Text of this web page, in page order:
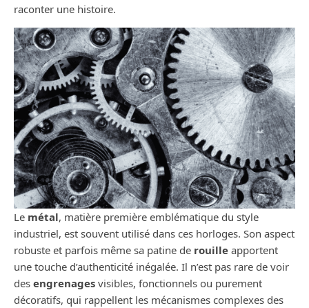
raconter une histoire.
Le métal, matière première emblématique du style
industriel, est souvent utilisé dans ces horloges. Son aspect
robuste et parfois même sa patine de rouille apportent
une touche d’authenticité inégalée. Il n’est pas rare de voir
des engrenages visibles, fonctionnels ou purement
décoratifs, qui rappellent les mécanismes complexes des